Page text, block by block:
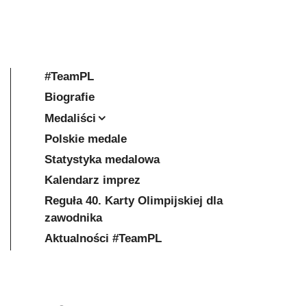
#TeamPL
Biografie
Medaliści
Polskie medale
Statystyka medalowa
Kalendarz imprez
Reguła 40. Karty Olimpijskiej dla
zawodnika
Aktualności #TeamPL